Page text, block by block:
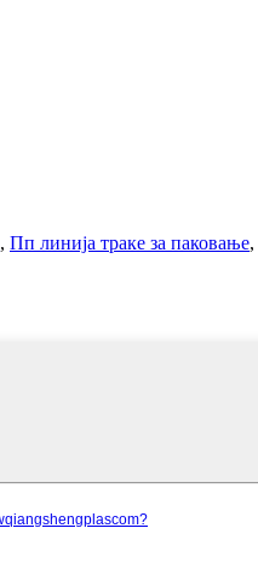
, Пп линија траке за паковање,